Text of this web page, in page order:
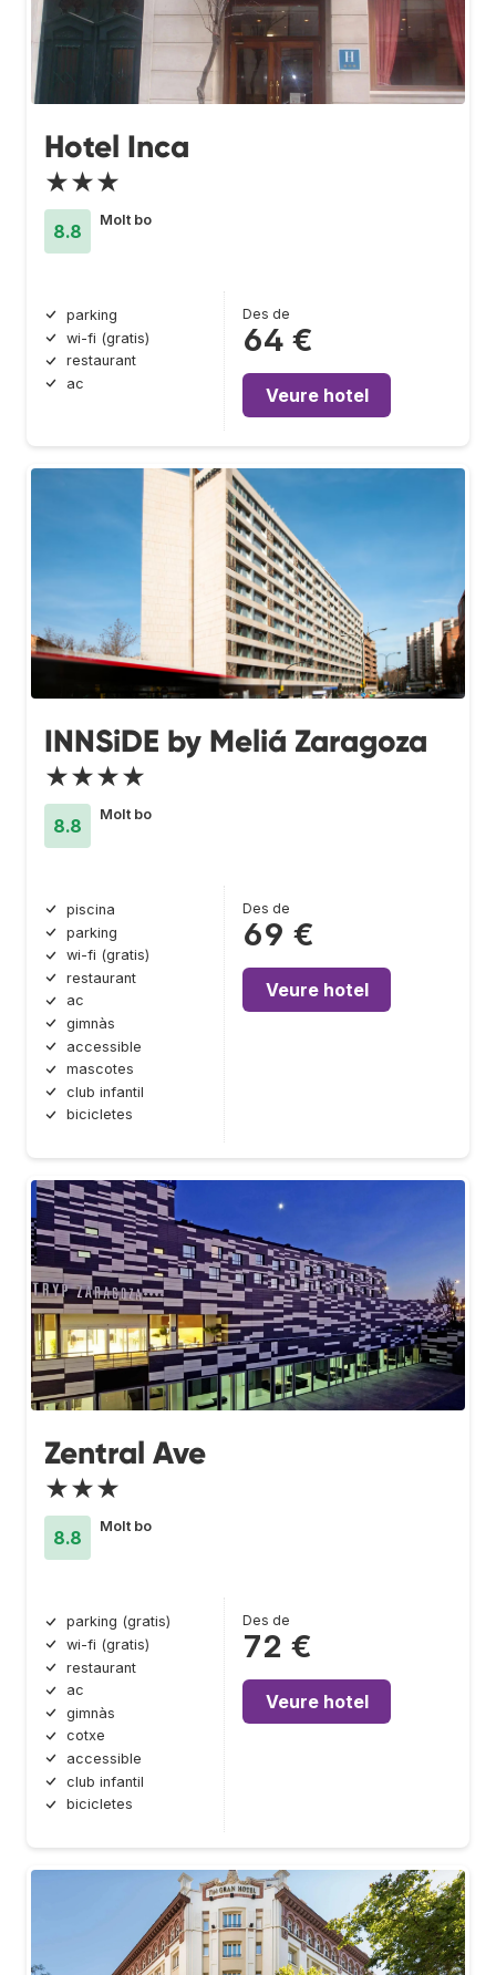
Hotel Inca
★★★
8.8
Molt bo
parking
wi-fi (gratis)
restaurant
ac
Des de
64 €
Veure hotel
INNSiDE by Meliá Zaragoza
★★★★
8.8
Molt bo
piscina
parking
wi-fi (gratis)
restaurant
ac
gimnàs
accessible
mascotes
club infantil
bicicletes
Des de
69 €
Veure hotel
Zentral Ave
★★★
8.8
Molt bo
parking (gratis)
wi-fi (gratis)
restaurant
ac
gimnàs
cotxe
accessible
club infantil
bicicletes
Des de
72 €
Veure hotel